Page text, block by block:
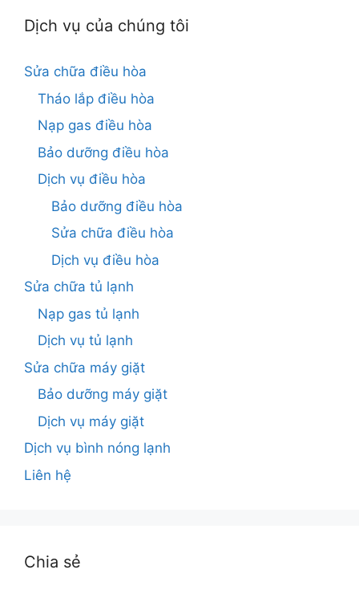
Dịch vụ của chúng tôi
Sửa chữa điều hòa
Tháo lắp điều hòa
Nạp gas điều hòa
Bảo dưỡng điều hòa
Dịch vụ điều hòa
Bảo dưỡng điều hòa
Sửa chữa điều hòa
Dịch vụ điều hòa
Sửa chữa tủ lạnh
Nạp gas tủ lạnh
Dịch vụ tủ lạnh
Sửa chữa máy giặt
Bảo dưỡng máy giặt
Dịch vụ máy giặt
Dịch vụ bình nóng lạnh
Liên hệ
Chia sẻ